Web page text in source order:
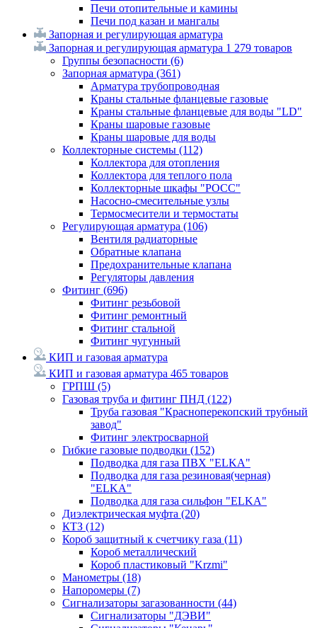
Печи отопительные и камины
Печи под казан и мангалы
Запорная и регулирующая арматура
Запорная и регулирующая арматура 1 279 товаров
Группы безопасности (6)
Запорная арматура (361)
Арматура трубопроводная
Краны стальные фланцевые газовые
Краны стальные фланцевые для воды "LD"
Краны шаровые газовые
Краны шаровые для воды
Коллекторные системы (112)
Коллектора для отопления
Коллектора для теплого пола
Коллекторные шкафы "РОСС"
Насосно-смесительные узлы
Термосмесители и термостаты
Регулирующая арматура (106)
Вентиля радиаторные
Обратные клапана
Предохранительные клапана
Регуляторы давления
Фитинг (696)
Фитинг резьбовой
Фитинг ремонтный
Фитинг стальной
Фитинг чугунный
КИП и газовая арматура
КИП и газовая арматура 465 товаров
ГРПШ (5)
Газовая труба и фитинг ПНД (122)
Труба газовая "Красноперекопский трубный
завод"
Фитинг электросварной
Гибкие газовые подводки (152)
Подводка для газа ПВХ "ELKA"
Подводка для газа резиновая(черная)
"ELKA"
Подводка для газа сильфон "ELKA"
Диэлектрическая муфта (20)
КТЗ (12)
Короб защитный к счетчику газа (11)
Короб металлический
Короб пластиковый "Krzmi"
Манометры (18)
Напоромеры (7)
Сигнализаторы загазованности (44)
Сигнализаторы "ДЭВИ"